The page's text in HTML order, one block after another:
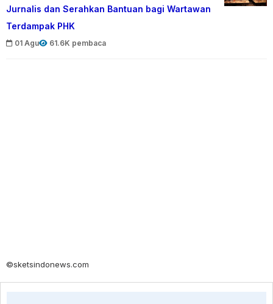
Jurnalis dan Serahkan Bantuan bagi Wartawan
Terdampak PHK
01 Agu 61.6K pembaca
©sketsindonews.com